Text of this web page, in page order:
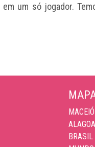
um só jogador.
MACEIÓ
BRASIL